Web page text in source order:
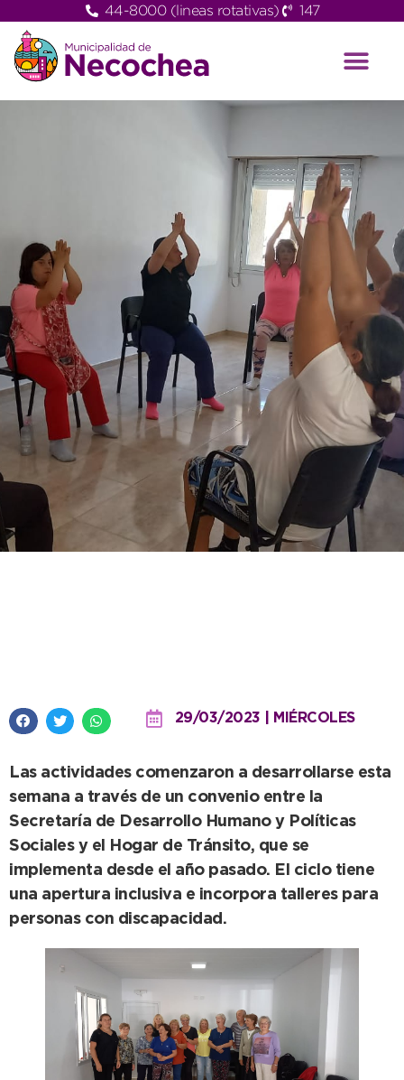
44-8000 (lineas rotativas) 147
29/03/2023 | MIÉRCOLES
Las actividades comenzaron a desarrollarse esta
semana a través de un convenio entre la
Secretaría de Desarrollo Humano y Políticas
Sociales y el Hogar de Tránsito, que se
implementa desde el año pasado. El ciclo tiene
una apertura inclusiva e incorpora talleres para
personas con discapacidad.